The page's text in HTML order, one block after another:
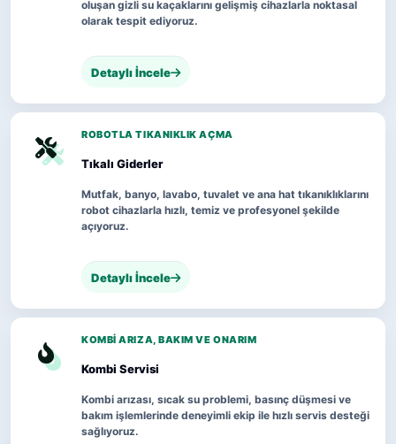
oluşan gizli su kaçaklarını gelişmiş cihazlarla noktasal
olarak tespit ediyoruz.
Detaylı İncele
ROBOTLA TIKANIKLIK AÇMA
Tıkalı Giderler
Mutfak, banyo, lavabo, tuvalet ve ana hat tıkanıklıklarını
robot cihazlarla hızlı, temiz ve profesyonel şekilde
açıyoruz.
Detaylı İncele
KOMBI ARIZA, BAKIM VE ONARIM
Kombi Servisi
Kombi arızası, sıcak su problemi, basınç düşmesi ve
bakım işlemlerinde deneyimli ekip ile hızlı servis desteği
sağlıyoruz.